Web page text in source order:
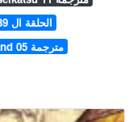
الحلقة ال 139 من مسلسل ارطغرل مترجمة
الحلقة kekkai sensen and beyond 05 مترجمة